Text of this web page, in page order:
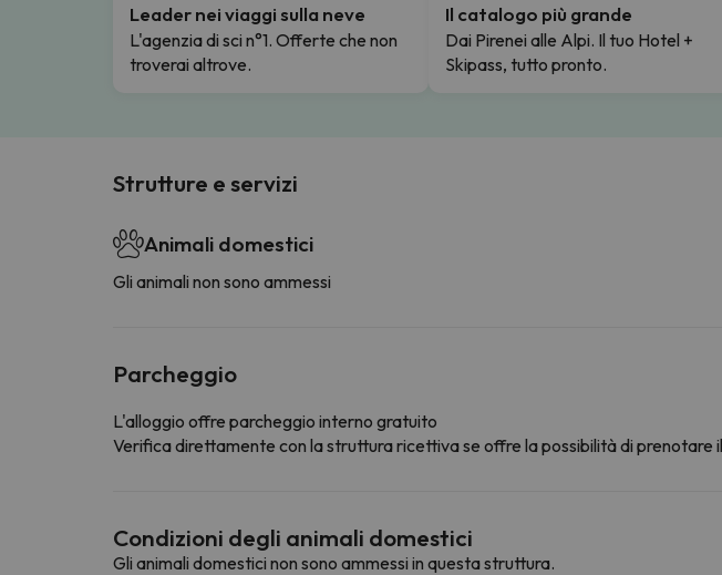
Leader nei viaggi sulla neve
L'agenzia di sci n°1. Offerte che non
troverai altrove.
Il catalogo più grande
Dai Pirenei alle Alpi. Il tuo Hotel +
Skipass, tutto pronto.
Strutture e servizi
Animali domestici
Gli animali non sono ammessi
Parcheggio
L'alloggio offre parcheggio interno gratuito
Verifica direttamente con la struttura ricettiva se offre la possibilità di prenotare
Condizioni degli animali domestici
Gli animali domestici non sono ammessi in questa struttura.